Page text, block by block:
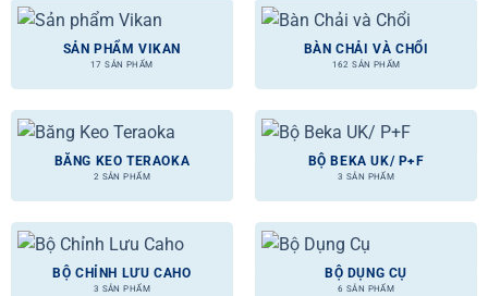
SẢN PHẨM VIKAN
17 SẢN PHẨM
BÀN CHẢI VÀ CHỔI
162 SẢN PHẨM
BĂNG KEO TERAOKA
2 SẢN PHẨM
BỘ BEKA UK/ P+F
3 SẢN PHẨM
BỘ CHỈNH LƯU CAHO
3 SẢN PHẨM
BỘ DỤNG CỤ
6 SẢN PHẨM